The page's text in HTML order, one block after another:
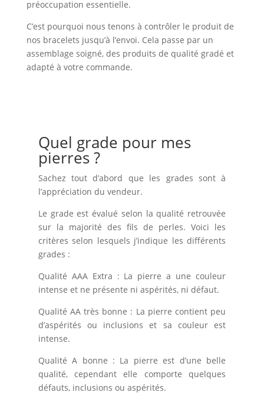
préoccupation essentielle.
C’est pourquoi nous tenons à contrôler le produit de
nos bracelets jusqu’à l’envoi. Cela passe par un
assemblage soigné, des produits de qualité gradé et
adapté à votre commande.
Quel grade pour mes
pierres ?
Sachez tout d’abord que les grades sont à
l’appréciation du vendeur.
Le grade est évalué selon la qualité retrouvée
sur la majorité des fils de perles. Voici les
critères selon lesquels j’indique les différents
grades :
Qualité AAA Extra : La pierre a une couleur
intense et ne présente ni aspérités, ni défaut.
Qualité AA très bonne : La pierre contient peu
d’aspérités ou inclusions et sa couleur est
intense.
Qualité A bonne : La pierre est d’une belle
qualité, cependant elle comporte quelques
défauts, inclusions ou aspérités.